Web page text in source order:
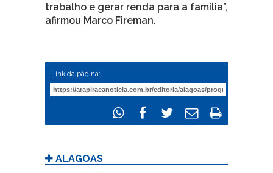
trabalho e gerar renda para a família”,
afirmou Marco Fireman.
Link da página:
ALAGOAS